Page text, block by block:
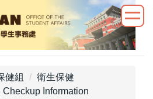
健組
衛生保健
Information